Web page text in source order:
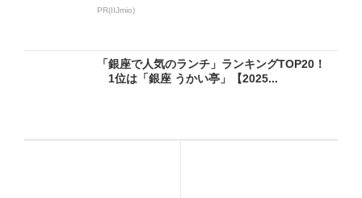
PR(IIJmio)
「銀座で人気のランチ」ランキングTOP20！
1位は「銀座 うかい亭」【2025...